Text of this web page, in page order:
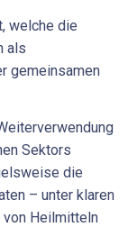
welche die
als
gemeinsamen
Sektors
die
– unter klaren
Heilmitteln